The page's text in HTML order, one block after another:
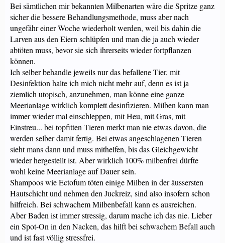
Bei sämtlichen mir bekannten Milbenarten wäre die Spritze ganz
sicher die bessere Behandlungsmethode, muss aber nach
ungefähr einer Woche wiederholt werden, weil bis dahin die
Larven aus den Eiern schlüpfen und man die ja auch wieder
abtöten muss, bevor sie sich ihrerseits wieder fortpflanzen
können.
Ich selber behandle jeweils nur das befallene Tier, mit
Desinfektion halte ich mich nicht mehr auf, denn es ist ja
ziemlich utopisch, anzunehmen, man könne eine ganze
Meerianlage wirklich komplett desinfizieren. Milben kann man
immer wieder mal einschleppen, mit Heu, mit Gras, mit
Einstreu... bei topfitten Tieren merkt man nie etwas davon, die
werden selber damit fertig. Bei etwas angeschlagenen Tieren
sieht mans dann und muss mithelfen, bis das Gleichgewicht
wieder hergestellt ist. Aber wirklich 100% milbenfrei dürfte
wohl keine Meerianlage auf Dauer sein.
Shampoos wie Ectofum töten einige Milben in der äussersten
Hautschicht und nehmen den Juckreiz, sind also insofern schon
hilfreich. Bei schwachem Milbenbefall kann es ausreichen.
Aber Baden ist immer stressig, darum mache ich das nie. Lieber
ein Spot-On in den Nacken, das hilft bei schwachem Befall auch
und ist fast völlig stressfrei.